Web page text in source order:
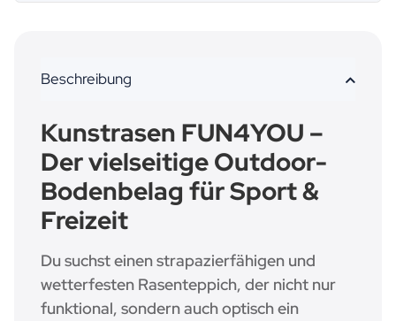
Beschreibung
Kunstrasen FUN4YOU –
Der vielseitige Outdoor-
Bodenbelag für Sport &
Freizeit
Du suchst einen strapazierfähigen und
wetterfesten Rasenteppich, der nicht nur
funktional, sondern auch optisch ein